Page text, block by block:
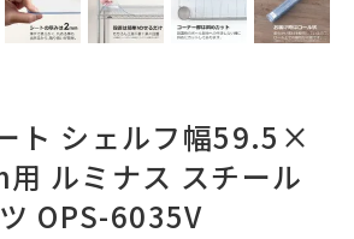
ト シェルフ幅59.5×
ルミナス スチール
OPS-6035V